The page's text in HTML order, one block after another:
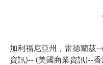
加利福尼亞州，雷德蘭茲--
資訊)-- (美國商業資訊)--香